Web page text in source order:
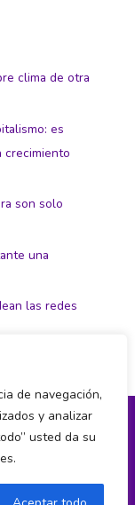
de navegación,
y analizar
usted da su
clima de otra
es
crecimiento
son solo
una
las redes